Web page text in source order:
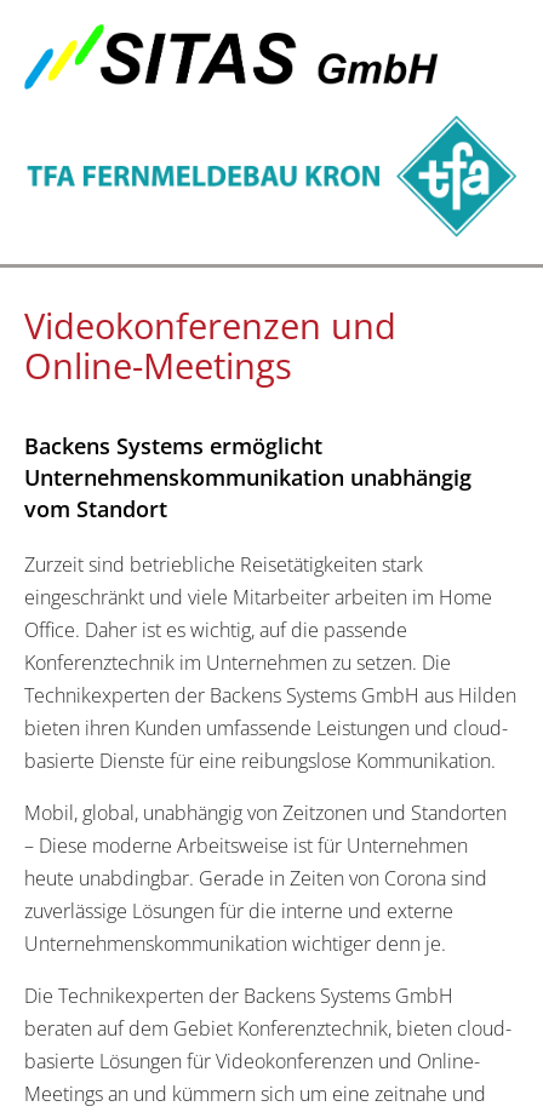
Videokonferenzen und
Online-Meetings
Backens Systems ermöglicht
Unternehmenskommunikation unabhängig
vom Standort
Zurzeit sind betriebliche Reisetätigkeiten stark
eingeschränkt und viele Mitarbeiter arbeiten im Home
Office. Daher ist es wichtig, auf die passende
Konferenztechnik im Unternehmen zu setzen. Die
Technikexperten der Backens Systems GmbH aus Hilden
bieten ihren Kunden umfassende Leistungen und cloud-
basierte Dienste für eine reibungslose Kommunikation.
Mobil, global, unabhängig von Zeitzonen und Standorten
– Diese moderne Arbeitsweise ist für Unternehmen
heute unabdingbar. Gerade in Zeiten von Corona sind
zuverlässige Lösungen für die interne und externe
Unternehmenskommunikation wichtiger denn je.
Die Technikexperten der Backens Systems GmbH
beraten auf dem Gebiet Konferenztechnik, bieten cloud-
basierte Lösungen für Videokonferenzen und Online-
Meetings an und kümmern sich um eine zeitnahe und